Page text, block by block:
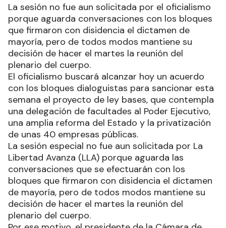
La sesión no fue aun solicitada por el oficialismo
porque aguarda conversaciones con los bloques
que firmaron con disidencia el dictamen de
mayoría, pero de todos modos mantiene su
decisión de hacer el martes la reunión del
plenario del cuerpo.
El oficialismo buscará alcanzar hoy un acuerdo
con los bloques dialoguistas para sancionar esta
semana el proyecto de ley bases, que contempla
una delegación de facultades al Poder Ejecutivo,
una amplia reforma del Estado y la privatización
de unas 40 empresas públicas.
La sesión especial no fue aun solicitada por La
Libertad Avanza (LLA) porque aguarda las
conversaciones que se efectuarán con los
bloques que firmaron con disidencia el dictamen
de mayoría, pero de todos modos mantiene su
decisión de hacer el martes la reunión del
plenario del cuerpo.